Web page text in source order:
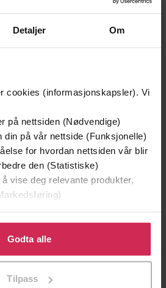
Detaljer Om
cookies (informasjonskapsler). Vi
på nettsiden (Nødvendige)
din på vår nettside (Funksjonelle)
for hvordan nettsiden vår blir
den (Statistiske)
vise deg relevante produkter,
å gi oss ditt samtykke til å
formålene. Du kan også
spesifikke formål ved å klikke
Godta alle
Tilpass
129,-
Utskudd
Jørn Lier Horst